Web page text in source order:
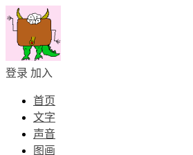
登录 加入
首页
文字
声音
图画